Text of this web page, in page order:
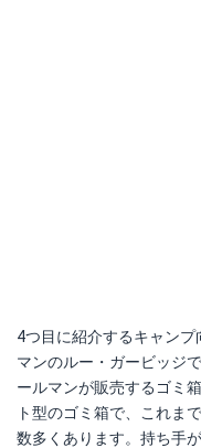
4つ目に紹介するキャン
マンのルー・ガービッジ
ールマンが販売するゴミ
ト型のゴミ箱で、これま
数多くあります。持ち手